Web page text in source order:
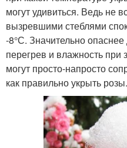
могут удивиться. Ведь не
вызревшими стеблями
-8°С. Значительно
перегрев и влажность при
могут просто-напросто
как правильно укрыть розы.